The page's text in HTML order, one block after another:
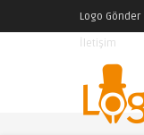
Logo Gönder
İletişim